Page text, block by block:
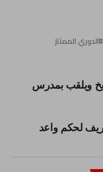
الدوري الممتاز
ويلقب بمدرس
لحكم واعد